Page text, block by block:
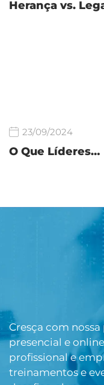
Herança vs.
23/09/2024
O Que Líderes…
Cresça com
presencial e
profissional e
treinamentos e